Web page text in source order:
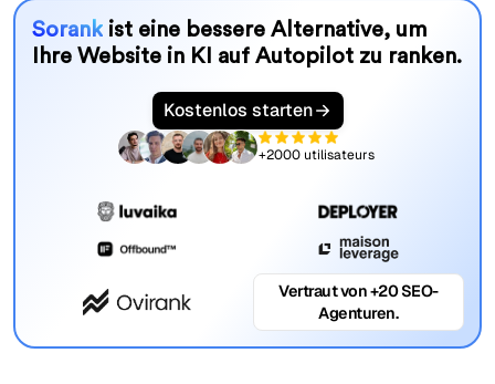
Sorankist eine bessere Alternative, um
Ihre Website in KI auf Autopilot zu ranken.
Kostenlos starten
+2000 utilisateurs
Vertraut von +20 SEO-
Agenturen.